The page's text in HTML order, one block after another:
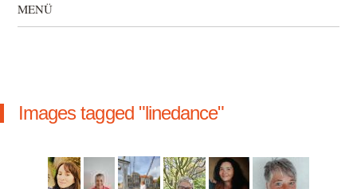
MENÜ
Images tagged "linedance"